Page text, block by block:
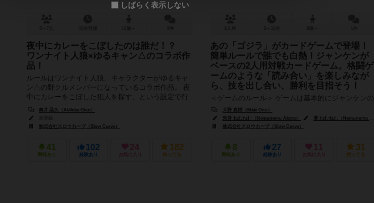
夜中にカレーをこぼしたのは誰だ！？
ワンナイト人狼×ゆるキャン△のコラボ作
品！
ルールはワンナイト人狼。キャラクターがゆるキャ
ン△の野クルメンバーになっているコラボ作品。 夜
中にカレーをこぼした犯人を探す、という設定で行
われるワンナイト人狼です。 ...
奥井 晶久（Akihisa Okui）
株式会社スロウカーブ（Slow Curve）
41
興味あり
102
経験あり
24
お気に入り
182
持ってる
あの「ゴジラ」がカードゲームで登場！
簡単ルールで誰でも白熱！ジャンケンが
ベースの2人用対戦カードゲーム。格闘ゲ
ームのような「読み合い」を楽しみなが
ら、技を出し合い、勝利を目指そう！
＜ゲームのルール＞ ゲームは基本的にジャンケンの
ルールに準拠します。カードに書かれた「グー・チ
ョキ・パー」の３すくみで技の成否が決まっていき
ますが、あいこや負けであって...
大野 真樹（Maki Ono）
朱音 ねむねむ（Nemunemu Akane）
蒼 ねむねむ（Nemunemu Ao）
株式会社スロウカーブ（Slow Curve）
8
興味あり
27
経験あり
11
お気に入り
31
持ってる
しばらく表示しない